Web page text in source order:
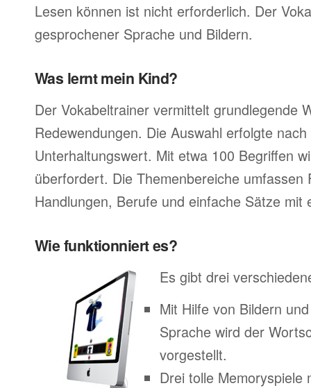
Lesen können ist nicht erforderlich. Der
gesprochener Sprache und Bildern.
Was lernt mein Kind?
Der Vokabeltrainer vermittelt grundlegende
Redewendungen. Die Auswahl erfolgte
Unterhaltungswert. Mit etwa 100 Begriffen
überfordert. Die Themenbereiche umfassen
Handlungen, Berufe und einfache Sätze mit
Wie funktionniert es?
Es gibt drei
Mit Hilfe von Bildern
Sprache wird der
vorgestellt.
Drei tolle Memoryspiele